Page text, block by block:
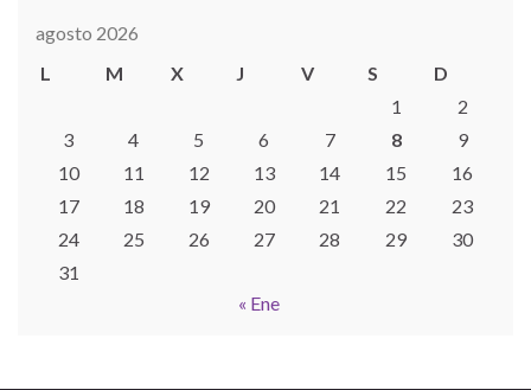
agosto 2026
L
M X J V S
D
1
2
3
4 5 6 7 8
9
10
11 12 13 14 15
16
17
18 19 20 21 22
23
24
25 26 27 28 29
30
31
« Ene